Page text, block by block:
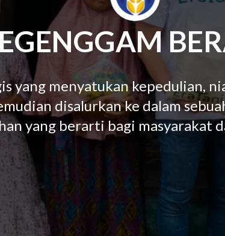
yang menyatukan kepedulian,
disalurkan ke dalam
yang berarti bagi masyarakat